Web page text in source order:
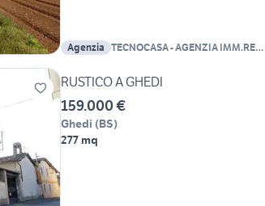
Agenzia TECNOCASA - AGENZIA IMM.RE
RUSTICO A GHEDI
159.000 €
Ghedi (BS)
277 mq